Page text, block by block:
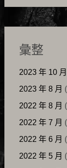
彙整
2023 年 10 月
2023 年 8 月
2022 年 8 月
2022 年 7 月
2022 年 6 月
2022 年 5 月